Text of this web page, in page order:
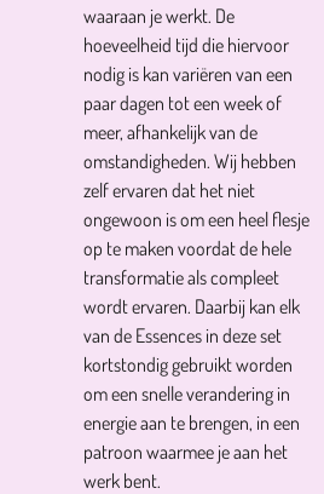
waaraan je werkt. De
hoeveelheid tijd die hiervoor
nodig is kan variëren van een
paar dagen tot een week of
meer, afhankelijk van de
omstandigheden. Wij hebben
zelf ervaren dat het niet
ongewoon is om een heel flesje
op te maken voordat de hele
transformatie als compleet
wordt ervaren. Daarbij kan elk
van de Essences in deze set
kortstondig gebruikt worden
om een snelle verandering in
energie aan te brengen, in een
patroon waarmee je aan het
werk bent.